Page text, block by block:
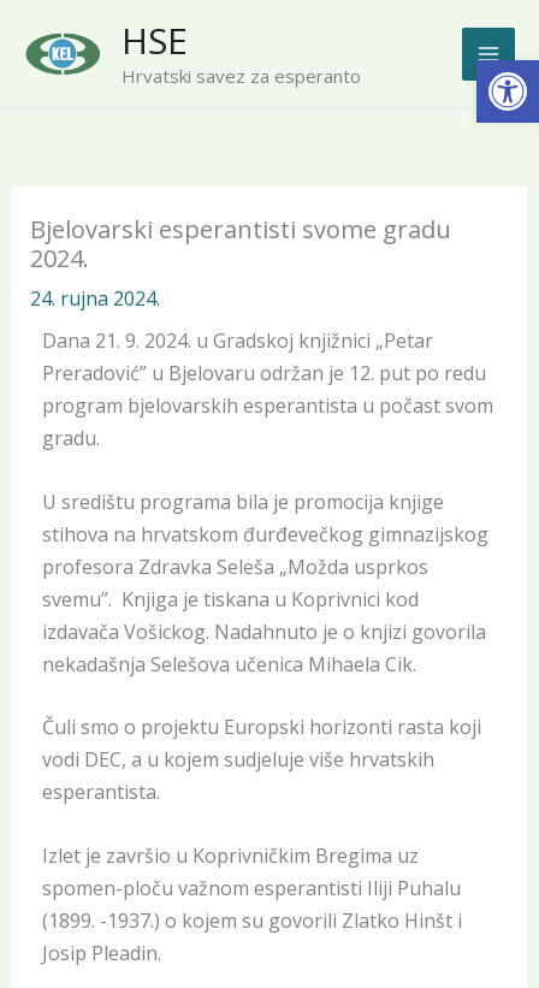
content
HSE
Hrvatski savez za esperanto
Bjelovarski esperantisti svome gradu
2024.
24. rujna 2024.
Dana 21. 9. 2024. u Gradskoj knjižnici „Petar
Preradović” u Bjelovaru održan je 12. put po redu
program bjelovarskih esperantista u počast svom
gradu.
U središtu programa bila je promocija knjige
stihova na hrvatskom đurđevečkog gimnazijskog
profesora Zdravka Seleša „Možda usprkos
svemu”. Knjiga je tiskana u Koprivnici kod
izdavača Vošickog. Nadahnuto je o knjizi govorila
nekadašnja Selešova učenica Mihaela Cik.
Čuli smo o projektu Europski horizonti rasta koji
vodi DEC, a u kojem sudjeluje više hrvatskih
esperantista.
Izlet je završio u Koprivničkim Bregima uz
spomen-ploču važnom esperantisti Iliji Puhalu
(1899. -1937.) o kojem su govorili Zlatko Hinšt i
Josip Pleadin.